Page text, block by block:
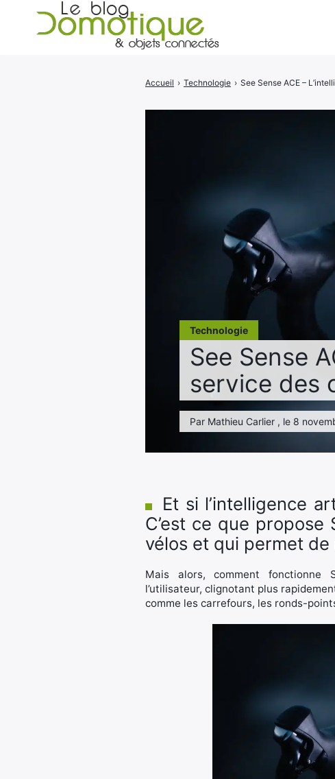
Technologie
See Sense
service des
Par Mathieu Carlier , le 8
Accueil › Technologie › See Sense ACE –
Et si l’intelligence
C’est ce que
vélos et qui permet
Mais alors, comment
l’utilisateur, clignotant plus
comme les carrefours, les ronds-
Rechercher